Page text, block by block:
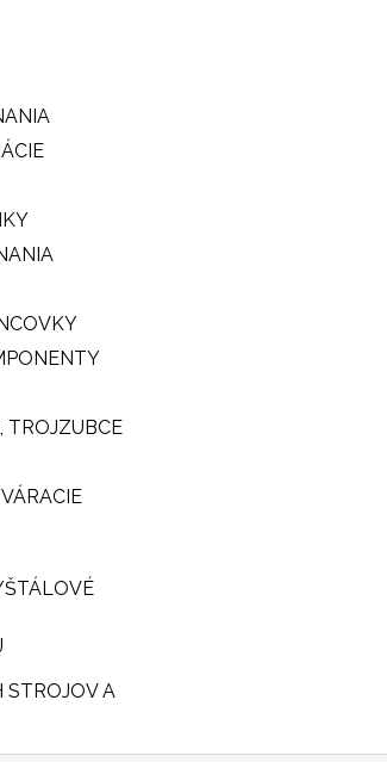
TROJZUBCE
STROJOV A